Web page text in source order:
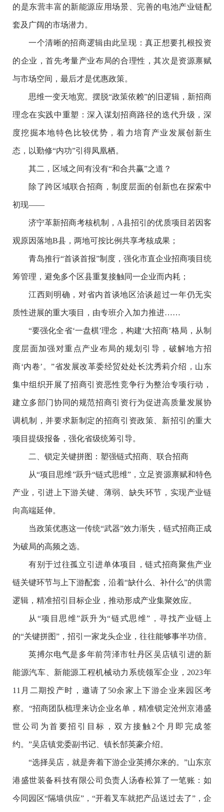
的是东营丰富的新能源应用场景、完善的电池产业链配
套及广阔的市场潜力。
一个清晰的招商逻辑由此呈现：真正想要扎根投资
的企业，首先考量产业布局的合理性，其次是资源禀赋
与市场空间，最后才是优惠政策。
思维一变天地宽。摆脱“政策依赖”的旧逻辑，新招商
理念在实践中重塑：深入谋划招商路径的迭代升级，深
度挖掘本地特色比较优势，着力培育产业发展创新生
态，以勤修“内功”引得凤凰栖。
其二，区域之间有没有“和合共赢”之道？
除了跨区域联合招商，制度层面的创新也在探索中
初现——
济宁革新招商考核机制，A县招引的优质项目若因客
观原因落地B县，两地可按比例共享考核成果；
青岛推行“首谈首报”制度，强化市直企业招商项目统
筹管理，避免多个区县重复接触同一企业而内耗；
江西则明确，对省内首谈地区洽谈超过一年仍无实
质性进展的重大项目，由专班介入加力推进……
“要强化全省‘一盘棋’理念，构建‘大招商’格局，从制
度层面加强对重点产业布局的规划引导，破解地方招
商‘内卷’。”省发展改革委经贸处处长沈秀莉介绍，山东
集中组织开展了招商引资恶性竞争行为整治专项行动，
建立多部门协同的规范招商引资行为促进高质量发展协
调机制，并要求新制定的招商引资政策、新招引的重大
项目提级报备，强化省级统筹引导。
二、锁定关键拼图：塑强链式招商、联合招商
从“项目思维”跃升“链式思维”，立足资源禀赋和特色
产业，引进上下游关键、薄弱、缺失环节，实现产业链
向高端延伸。
当政策优惠这一传统“武器”效力渐失，链式招商正成
为破局的高频之选。
有别于过往孤立引进单体项目，链式招商聚焦产业
链关键环节与上下游配套，沿着“缺什么、补什么”的供需
逻辑，精准招引目标企业，推动形成产业集聚效应。
从“项目思维”跃升为“链式思维”，寻找产业链上
的“关键拼图”，招引一家龙头企业，往往能够事半功倍。
英搏尔电气是多年前菏泽市牡丹区吴店镇引进的新
能源汽车、新能源工程机械动力系统领军企业，2023年
11月二期投产时，邀请了50余家上下游企业来园区考
察。“招商团队梳理来访企业名单，精准锁定沧州京港盛
世公司为首要招引目标，双方接触2个月即完成签
约。”吴店镇党委副书记、镇长郜英豪介绍。
“选择吴店，就是奔着下游企业英搏尔来的。”山东京
港盛世装备科技有限公司负责人汤春松算了一笔账：如
今同园区“隔墙供应”，“开着叉车就把产品送过去了”，企